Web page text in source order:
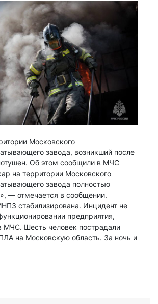
Московского
завода, возникший после
Об этом сообщили в МЧС
на территории Московского
завода полностью
— отмечается в сообщении.
стабилизирована. Инцидент не
предприятия,
МЧС. Шесть человек пострадали
на Московскую область. За ночь и